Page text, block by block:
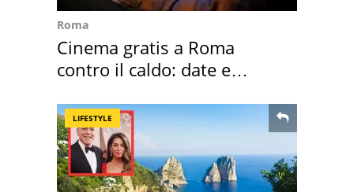
Roma
Cinema gratis a Roma
contro il caldo: date e
LIFESTYLE